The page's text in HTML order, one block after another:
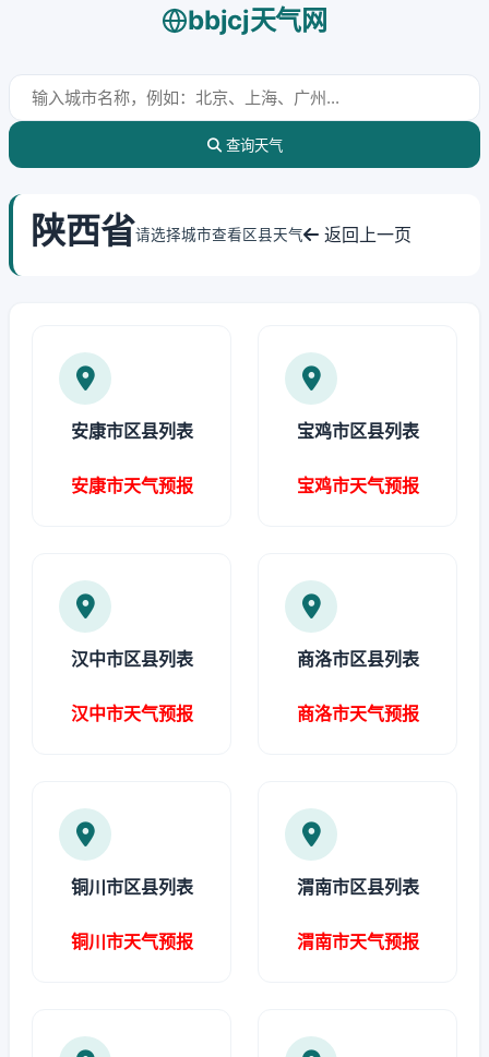
bbjcj天气网
查询天气
陕西省请选择城市查看区县天气 返回上一页
安康市区县列表
安康市天气预报
宝鸡市区县列表
宝鸡市天气预报
汉中市区县列表
汉中市天气预报
商洛市区县列表
商洛市天气预报
铜川市区县列表
铜川市天气预报
渭南市区县列表
渭南市天气预报